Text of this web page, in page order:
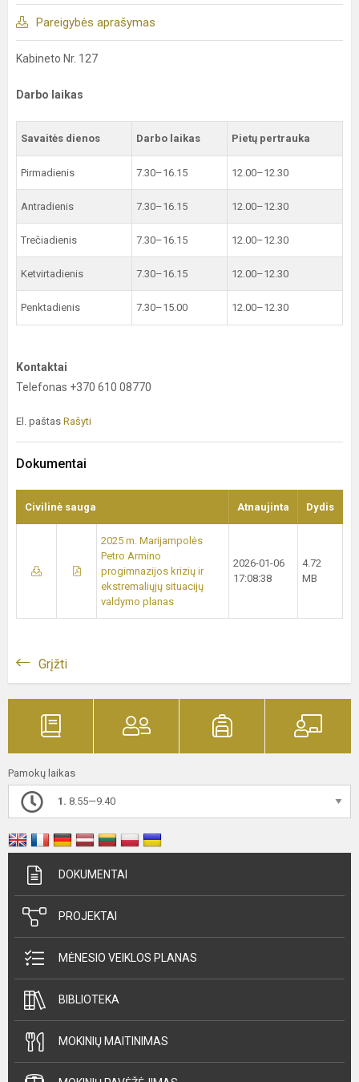
Pareigybės aprašymas
Kabineto Nr. 127
Darbo laikas
Savaitės dienos Darbo laikas Pietų pertrauka
Pirmadienis 7.30–16.15 12.00–12.30
Antradienis 7.30–16.15 12.00–12.30
Trečiadienis 7.30–16.15 12.00–12.30
Ketvirtadienis 7.30–16.15 12.00–12.30
Penktadienis 7.30–15.00 12.00–12.30
Kontaktai
Telefonas +370 610 08770
El. paštas Rašyti
Dokumentai
Civilinė sauga Atnaujinta Dydis
2025 m. Marijampolės
Petro Armino
progimnazijos krizių ir
ekstremaliųjų situacijų
valdymo planas
2026-01-06
17:08:38
4.72
MB
Grįžti
Pamokų laikas
1. 8.55—9.40
DOKUMENTAI
PROJEKTAI
MĖNESIO VEIKLOS PLANAS
BIBLIOTEKA
MOKINIŲ MAITINIMAS